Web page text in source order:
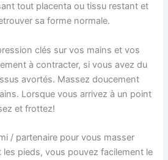
tout placenta ou tissu restant et
sa forme normale.
clés sur vos mains et vos
à contracter, si vous avez du
avortés. Massez doucement
Lorsque vous arrivez à un point
et frottez!
/ partenaire pour vous masser
les pieds, vous pouvez facilement le